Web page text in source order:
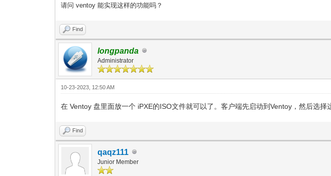
请问 ventoy 能实现这样的功能吗？
Find
longpanda
Administrator
10-23-2023, 12:50 AM
在 Ventoy 盘里面放一个 iPXE的ISO文件就可以了。客户端先启动到Ventoy，然后选择
Find
qaqz111
Junior Member